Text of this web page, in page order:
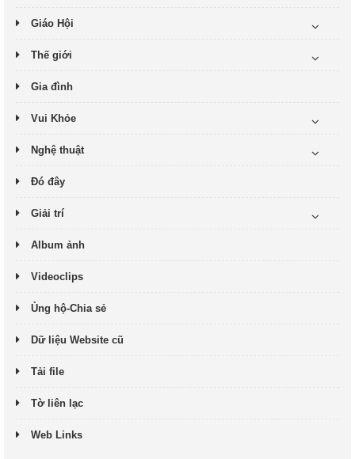
Giáo Hội
Thế giới
Gia đình
Vui Khỏe
Nghệ thuật
Đó đây
Giải trí
Album ảnh
Videoclips
Ủng hộ-Chia sẻ
Dữ liệu Website cũ
Tải file
Tờ liên lạc
Web Links